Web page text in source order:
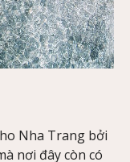
Nha Trang bởi
nơi đây còn có